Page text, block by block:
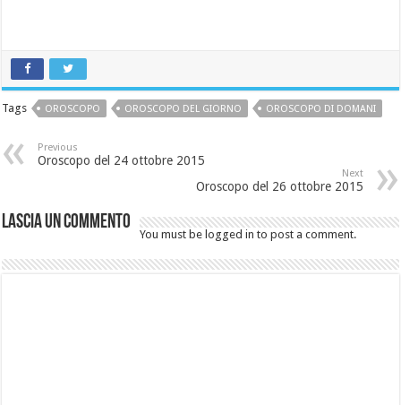
Tags OROSCOPO OROSCOPO DEL GIORNO OROSCOPO DI DOMANI
Previous
Oroscopo del 24 ottobre 2015
Next
Oroscopo del 26 ottobre 2015
Lascia un commento
You must be logged in to post a comment.